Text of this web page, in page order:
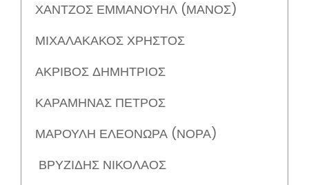
ΧΑΝΤΖΟΣ ΕΜΜΑΝΟΥΗΛ (ΜΑΝΟΣ)
ΜΙΧΑΛΑΚΑΚΟΣ ΧΡΗΣΤΟΣ
ΑΚΡΙΒΟΣ ΔΗΜΗΤΡΙΟΣ
ΚΑΡΑΜΗΝΑΣ ΠΕΤΡΟΣ
ΜΑΡΟΥΛΗ ΕΛΕΟΝΩΡΑ (ΝΟΡΑ)
ΒΡΥΖΙΔΗΣ ΝΙΚΟΛΑΟΣ